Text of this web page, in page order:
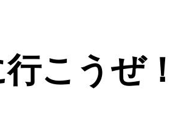
こうぜ！